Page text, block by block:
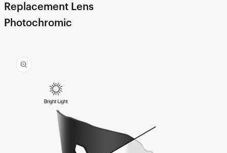
Replacement Lens
Photochromic
informations
sur le